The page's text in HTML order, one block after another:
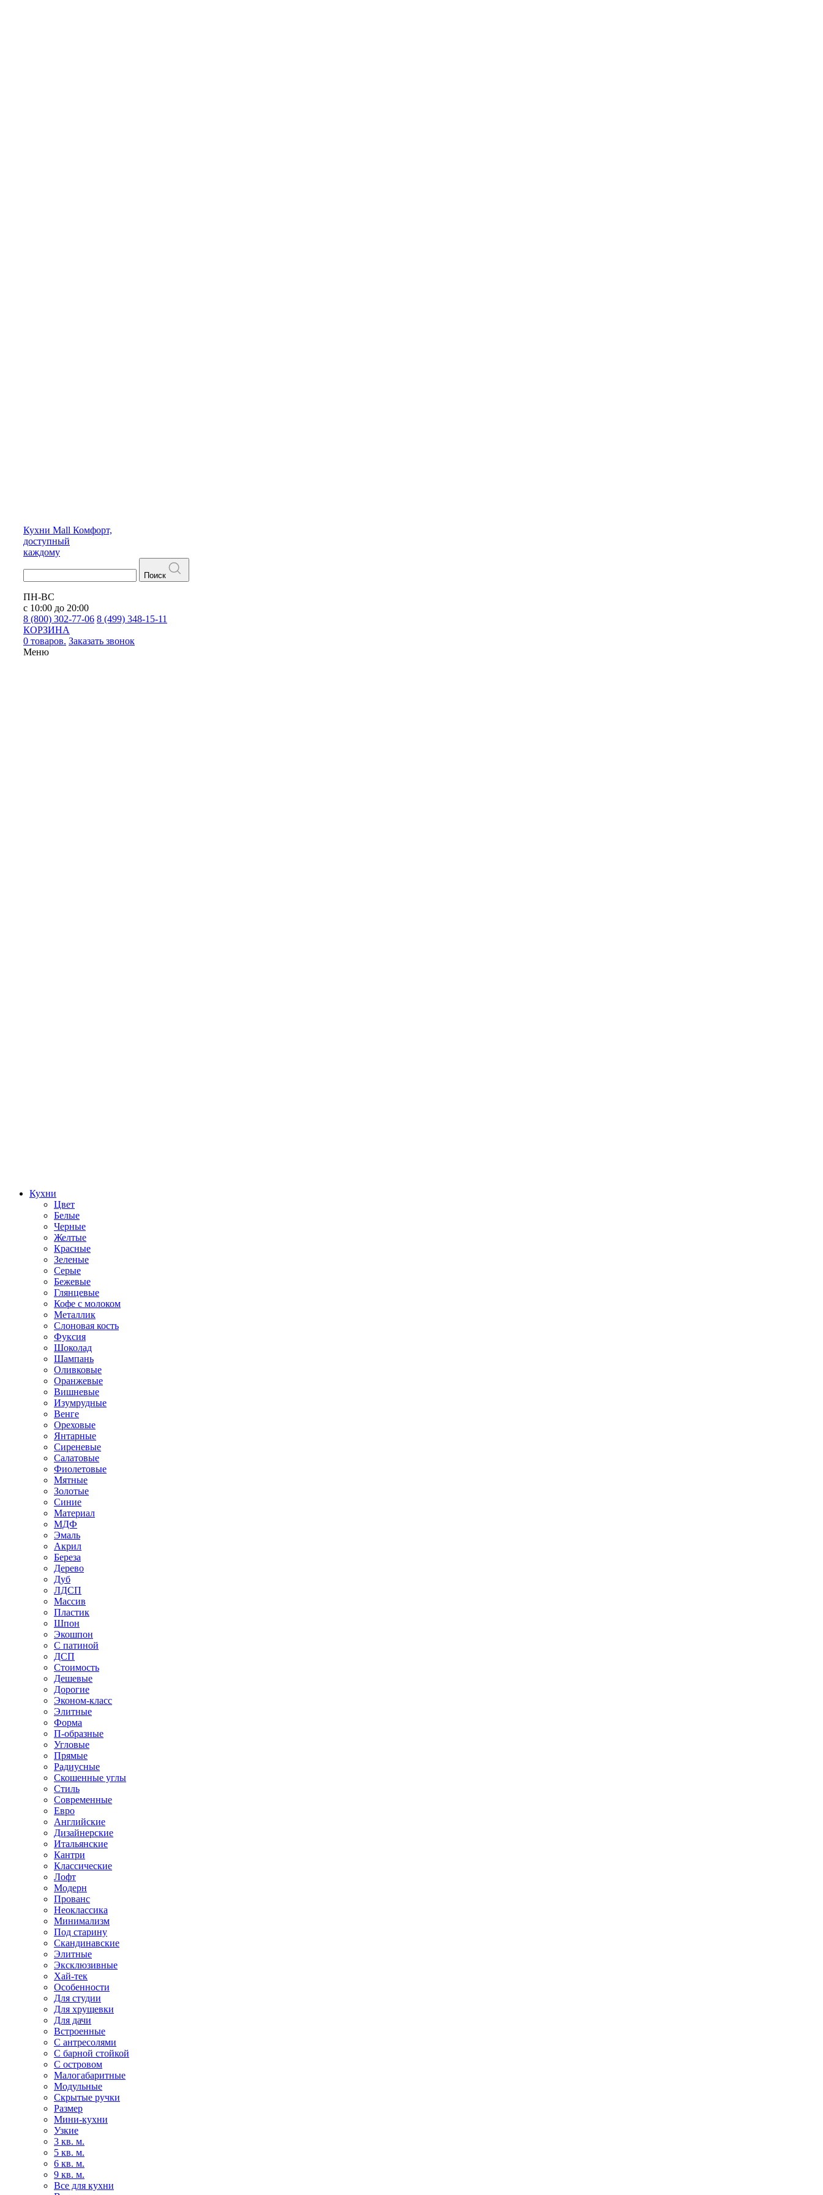
Кухни Mall Комфорт,
доступный
каждому
Поиск
ПН-ВС
с 10:00 до 20:00
8 (800) 302-77-06 8 (499) 348-15-11
КОРЗИНА
0 товаров. Заказать звонок
Меню
Кухни
Цвет
Белые
Черные
Желтые
Красные
Зеленые
Серые
Бежевые
Глянцевые
Кофе с молоком
Металлик
Слоновая кость
Фуксия
Шоколад
Шампань
Оливковые
Оранжевые
Вишневые
Изумрудные
Венге
Ореховые
Янтарные
Сиреневые
Салатовые
Фиолетовые
Мятные
Золотые
Синие
Материал
МДФ
Эмаль
Акрил
Береза
Дерево
Дуб
ЛДСП
Массив
Пластик
Шпон
Экошпон
С патиной
ДСП
Стоимость
Дешевые
Дорогие
Эконом-класс
Элитные
Форма
П-образные
Угловые
Прямые
Радиусные
Скошенные углы
Стиль
Современные
Евро
Английские
Дизайнерские
Итальянские
Кантри
Классические
Лофт
Модерн
Прованс
Неоклассика
Минимализм
Под старину
Скандинавские
Элитные
Эксклюзивные
Хай-тек
Особенности
Для студии
Для хрущевки
Для дачи
Встроенные
С антресолями
С барной стойкой
С островом
Малогабаритные
Модульные
Скрытые ручки
Размер
Мини-кухни
Узкие
3 кв. м.
5 кв. м.
6 кв. м.
9 кв. м.
Все для кухни